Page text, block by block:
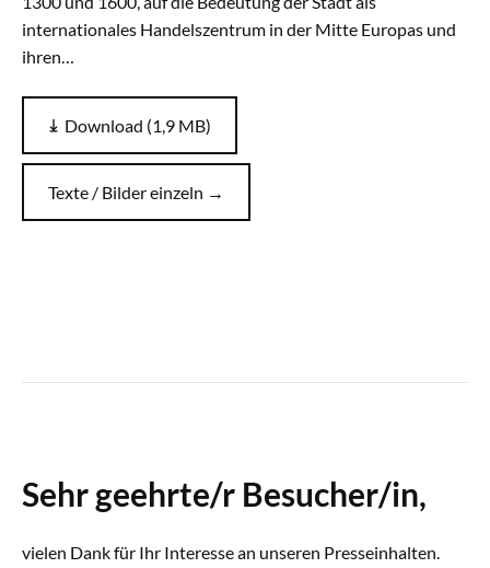
internationales Handelszentrum in der Mitte Europas und
ihren…
Download (1,9 MB)
Texte / Bilder einzeln →
Sehr geehrte/r Besucher/in,
vielen Dank für Ihr Interesse an unseren Presseinhalten.